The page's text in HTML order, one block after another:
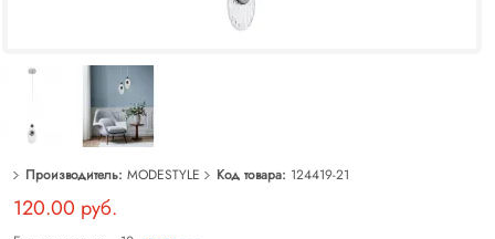
Производитель: MODESTYLE Код товара: 124419-21
120.00 руб.